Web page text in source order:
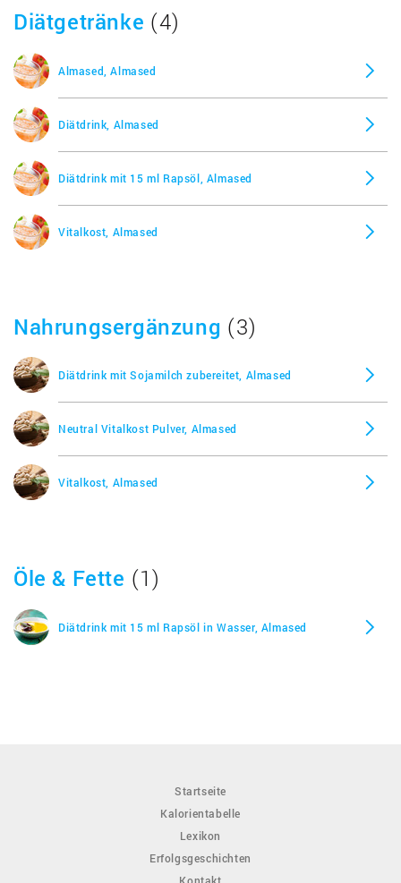
Diätgetränke (4)
Almased, Almased
Diätdrink, Almased
Diätdrink mit 15 ml Rapsöl, Almased
Vitalkost, Almased
Nahrungsergänzung (3)
Diätdrink mit Sojamilch zubereitet, Almased
Neutral Vitalkost Pulver, Almased
Vitalkost, Almased
Öle & Fette (1)
Diätdrink mit 15 ml Rapsöl in Wasser, Almased
Startseite
Kalorientabelle
Lexikon
Erfolgsgeschichten
Kontakt